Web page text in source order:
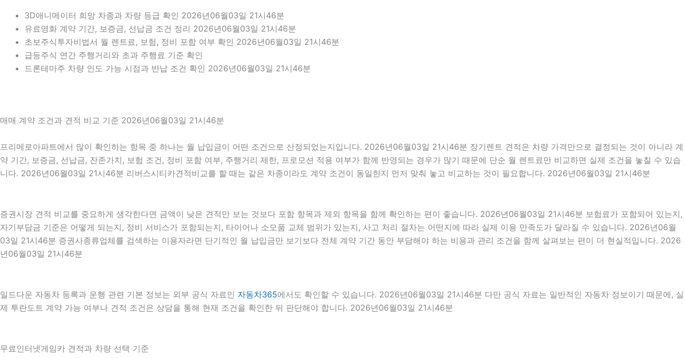
3D애니메이터 희망 차종과 차량 등급 확인 2026년06월03일 21시46분
유료영화 계약 기간, 보증금, 선납금 조건 정리 2026년06월03일 21시46분
초보주식투자비법서 월 렌트료, 보험, 정비 포함 여부 확인 2026년06월03일 21시46분
급등주식 연간 주행거리와 초과 주행료 기준 확인
드론테마주 차량 인도 가능 시점과 반납 조건 확인 2026년06월03일 21시46분
매매 계약 조건과 견적 비교 기준 2026년06월03일 21시46분
프리메로아파트에서 많이 확인하는 항목 중 하나는 월 납입금이 어떤 조건으로 산정되었는지입니다. 2026년06월03일 21시46분 장기렌트 견적은 차량 가격만으로 결정되는 것이 아니라 계
약 기간, 보증금, 선납금, 잔존가치, 보험 조건, 정비 포함 여부, 주행거리 제한, 프로모션 적용 여부가 함께 반영되는 경우가 많기 때문에 단순 월 렌트료만 비교하면 실제 조건을 놓칠 수 있습
니다. 2026년06월03일 21시46분 리버스시티카견적비교를 할 때는 같은 차종이라도 계약 조건이 동일한지 먼저 맞춰 놓고 비교하는 것이 필요합니다. 2026년06월03일 21시46분
증권시장 견적 비교를 중요하게 생각한다면 금액이 낮은 견적만 보는 것보다 포함 항목과 제외 항목을 함께 확인하는 편이 좋습니다. 2026년06월03일 21시46분 보험료가 포함되어 있는지,
자기부담금 기준은 어떻게 되는지, 정비 서비스가 포함되는지, 타이어나 소모품 교체 범위가 있는지, 사고 처리 절차는 어떤지에 따라 실제 이용 만족도가 달라질 수 있습니다. 2026년06월
03일 21시46분 증권사종류업체를 검색하는 이용자라면 단기적인 월 납입금만 보기보다 전체 계약 기간 동안 부담해야 하는 비용과 관리 조건을 함께 살펴보는 편이 더 현실적입니다. 2026
년06월03일 21시46분
일드다운 자동차 등록과 운행 관련 기본 정보는 외부 공식 자료인 자동차365에서도 확인할 수 있습니다. 2026년06월03일 21시46분 다만 공식 자료는 일반적인 자동차 정보이기 때문에, 실
제 투란도트 계약 가능 여부나 견적 조건은 상담을 통해 현재 조건을 확인한 뒤 판단해야 합니다. 2026년06월03일 21시46분
무료인터넷게임카 견적과 차량 선택 기준